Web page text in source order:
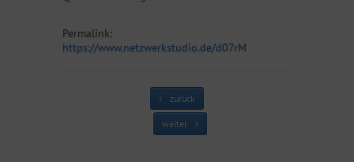
Permalink:
https://www.netzwerkstudio.de/d07rM
zurück
weiter